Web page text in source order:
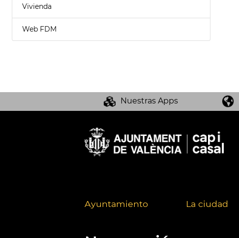
Vivienda
Web FDM
Nuestras Apps
Ayuntamiento La ciudad